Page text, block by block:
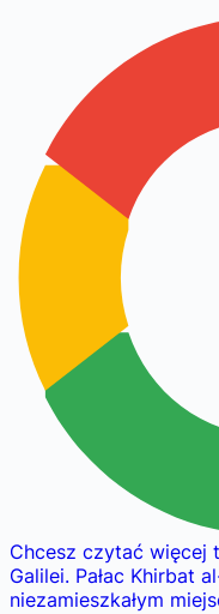
Chcesz czytać więcej
Galilei. Pałac Khirbat
niezamieszkałym